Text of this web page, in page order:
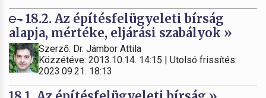
18.2. Az építésfelügyeleti bírság
alapja, mértéke, eljárási szabályok »
Szerző: Dr. Jámbor Attila
Közzétéve: 2013.10.14. 14:15 | Utolsó frissítés:
2023.09.21. 18:13